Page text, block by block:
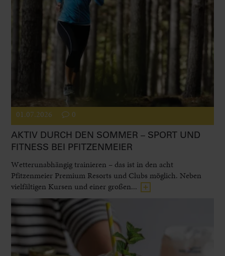
01.07.2026 0
AKTIV DURCH DEN SOMMER – SPORT UND
FITNESS BEI PFITZENMEIER
Wetterunabhängig trainieren – das ist in den acht
Pfitzenmeier Premium Resorts und Clubs möglich. Neben
vielfältigen Kursen und einer großen...